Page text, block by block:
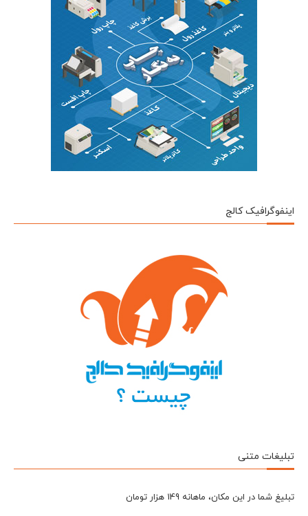
اینفوگرافیک کالج
تبلیغات متنی
تبلیغ شما در این مکان، ماهانه 149 هزار تومان